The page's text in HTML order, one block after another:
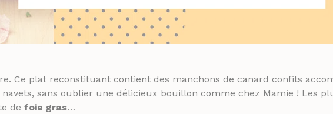
Ce plat reconstituant contient des manchons de canard confits
sans oublier une délicieux bouillon comme chez Mamie ! Les
de foie gras…